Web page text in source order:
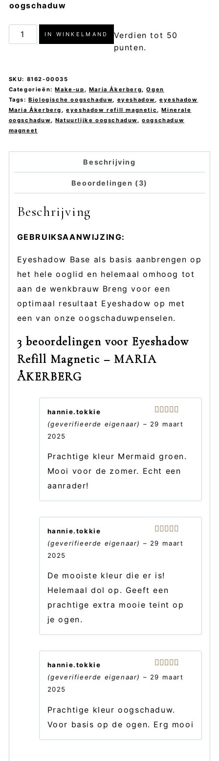
oogschaduw
Eyeshadow
Refill
-
MARIA
ÅKERBERG
aantal
IN WINKELMAND
Verdien tot 50
punten.
SKU: 8162-00035
Categorieën:Make-up , Maria Åkerberg,Ogen
Tags:Biologische oogschaduw, eyeshadow,eyeshadow
Maria Åkerberg ,eyeshadow refill magnetic ,Minerale
oogschaduw, Natuurlijke oogschaduw,oogschaduw
magneet
Beschrijving
Beoordelingen (3)
Beschrijving
GEBRUIKSAANWIJZING:
Eyeshadow Base als basis aanbrengen op
het hele ooglid en helemaal omhoog tot
aan de wenkbrauw Breng voor een
optimaal resultaat Eyeshadow op met
een van onze oogschaduwpenselen.
3 beoordelingen voor Eyeshadow
Refill Magnetic – MARIA
ÅKERBERG
Gewaardeerd
5
uit 5
hannie.tokkie
(geverifieerde eigenaar) – 29 maart
2025
Prachtige kleur Mermaid groen.
Mooi voor de zomer. Echt een
aanrader!
Gewaardeerd
5
uit 5
hannie.tokkie
(geverifieerde eigenaar) – 29 maart
2025
De mooiste kleur die er is!
Helemaal dol op. Geeft een
prachtige extra mooie teint op
je ogen.
Gewaardeerd
5
uit 5
hannie.tokkie
(geverifieerde eigenaar) – 29 maart
2025
Prachtige kleur oogschaduw.
Voor basis op de ogen. Erg mooi